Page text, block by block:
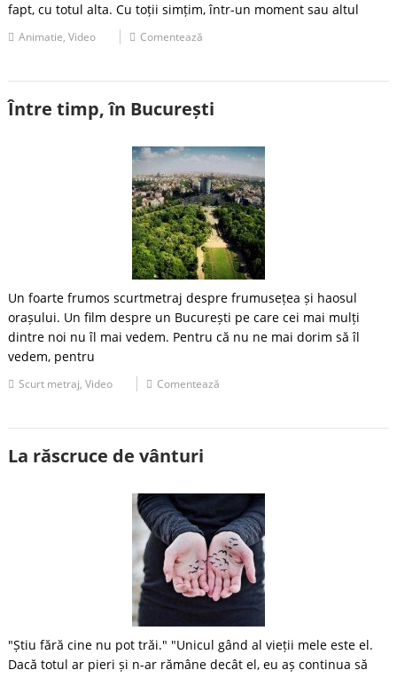
fapt, cu totul alta. Cu toții simțim, într-un moment sau altul
Animatie,Video Comentează
Între timp, în București
Un foarte frumos scurtmetraj despre frumusețea și haosul
orașului. Un film despre un București pe care cei mai mulți
dintre noi nu îl mai vedem. Pentru că nu ne mai dorim să îl
vedem, pentru
Scurt metraj,Video Comentează
La răscruce de vânturi
"Știu fără cine nu pot trăi." "Unicul gând al vieții mele este el.
Dacă totul ar pieri și n-ar rămâne decât el, eu aș continua să